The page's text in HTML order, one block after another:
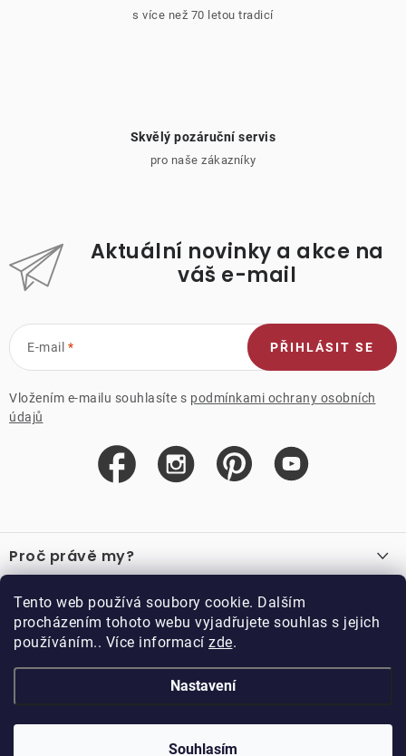
Tento web používá soubory cookie. Dalším
procházením tohoto webu vyjadřujete souhlas s jejich
používáním.. Více informací zde.
Nastavení
Souhlasím
s více než 70 letou tradicí
Skvělý pozáruční servis
pro naše zákazníky
Aktuální novinky a akce na
váš e-mail
E-mail
Vložením e-mailu souhlasíte s podmínkami ochrany osobních
údajů
PŘIHLÁSIT SE
á
p
a
Proč právě my?
Recenze
Důležité odkazy
Velkoobchod
Vzorková prodejna
Kariéra
Blog
O nákupu
Obchodní podmínky
Podmínky věrnostního programu
Doppler CZ spol. s.r.o.,
DOPPLER CZ spol. s r.o.. Všechna práva vyhrazena.